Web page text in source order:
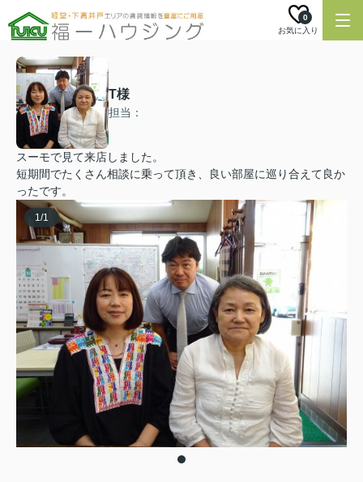
お気に入り
0
T様
担当：
スーモで見て来店しました。
短期間でたくさん相談に乗って頂き、良い部屋に巡り合えて良か
ったです。
1/1